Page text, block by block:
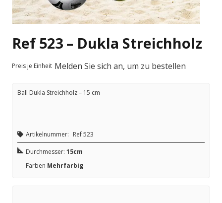
Ref 523 – Dukla Streichholz
Preis je Einheit Melden Sie sich an, um zu bestellen
Ball Dukla Streichholz – 15 cm
Artikelnummer: Ref 523
Durchmesser: 15cm
Farben Mehrfarbig